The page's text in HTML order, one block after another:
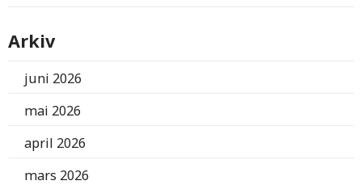
Arkiv
juni 2026
mai 2026
april 2026
mars 2026